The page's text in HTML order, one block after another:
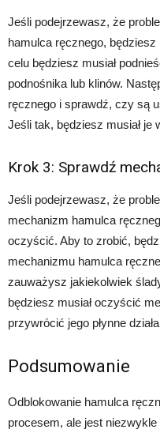
Jeśli podejrzewasz, że
hamulca ręcznego,
celu będziesz musiał
podnośnika lub klinów.
ręcznego i sprawdź, czy są
Jeśli tak, będziesz musiał je
Krok 3: Sprawdź
Jeśli podejrzewasz, że
mechanizm hamulca
oczyścić. Aby to zrobić,
mechanizmu hamulca
zauważysz jakiekolwiek
będziesz musiał oczyścić
przywrócić jego płynne
Podsumowanie
Odblokowanie hamulca
procesem, ale jest